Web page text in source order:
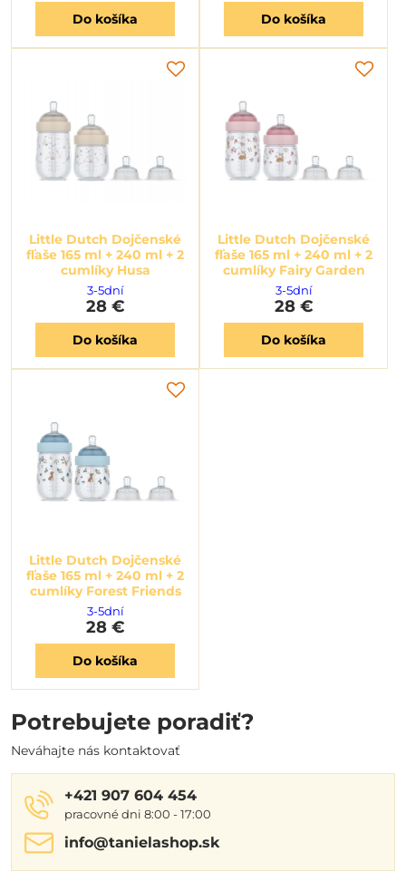
Do košíka Do košíka
Little Dutch Dojčenské
fľaše 165 ml + 240 ml + 2
cumlíky Husa
3-5dní
28 €
Do košíka
Little Dutch Dojčenské
fľaše 165 ml + 240 ml + 2
cumlíky Fairy Garden
3-5dní
28 €
Do košíka
Little Dutch Dojčenské
fľaše 165 ml + 240 ml + 2
cumlíky Forest Friends
3-5dní
28 €
Do košíka
Potrebujete poradiť?
Neváhajte nás kontaktovať
+421 907 604 454
pracovné dni 8:00 - 17:00
info​@tanielashop​.sk